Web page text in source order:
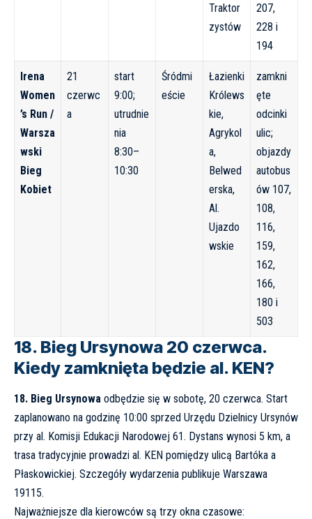
Traktor
zystów
207,
228 i
194
Irena
Women
’s Run /
Warsza
wski
Bieg
Kobiet
21
czerwc
a
start
9:00;
utrudnie
nia
8:30–
10:30
Śródmi
eście
Łazienki
Królews
kie,
Agrykol
a,
Belwed
erska,
Al.
Ujazdo
wskie
zamkni
ęte
odcinki
ulic;
objazdy
autobus
ów 107,
108,
116,
159,
162,
166,
180 i
503
18. Bieg Ursynowa 20 czerwca.
Kiedy zamknięta będzie al. KEN?
18. Bieg Ursynowa odbędzie się w sobotę, 20 czerwca. Start
zaplanowano na godzinę 10:00 sprzed Urzędu Dzielnicy Ursynów
przy al. Komisji Edukacji Narodowej 61. Dystans wynosi 5 km, a
trasa tradycyjnie prowadzi al. KEN pomiędzy ulicą Bartóka a
Płaskowickiej. Szczegóły wydarzenia publikuje Warszawa
19115.
Najważniejsze dla kierowców są trzy okna czasowe: